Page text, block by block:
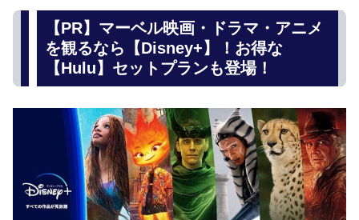
【PR】マーベル映画・ドラマ・アニメ
を観るなら【Disney+】！お得な
【Hulu】セットプランも登場！